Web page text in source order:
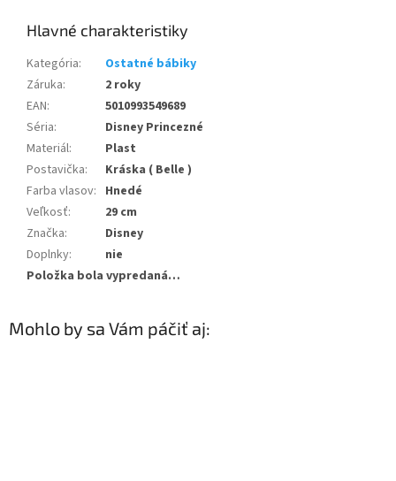
Kategória:
Ostatné bábiky
Záruka:
2 roky
EAN:
5010993549689
Séria:
Disney Princezné
Materiál:
Plast
Postavička:
Kráska ( Belle )
Farba vlasov: Hnedé
Veľkosť:
29 cm
Značka:
Disney
Doplnky:
nie
Položka bola vypredaná…
Mohlo by sa Vám páčiť aj: